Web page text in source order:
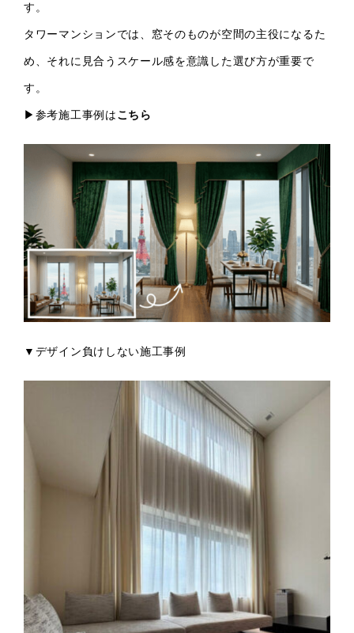
す。
タワーマンションでは、窓そのものが空間の主役になるた
め、それに見合うスケール感を意識した選び方が重要で
す。
▶参考施工事例はこちら
▼デザイン負けしない施工事例